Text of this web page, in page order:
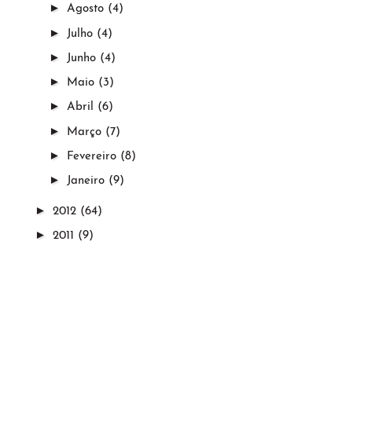
► Agosto (4)
► Julho (4)
► Junho (4)
► Maio (3)
► Abril (6)
► Março (7)
► Fevereiro (8)
► Janeiro (9)
► 2012 (64)
► 2011 (9)